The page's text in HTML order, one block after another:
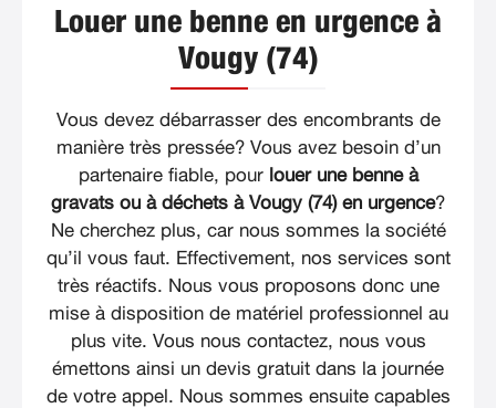
Louer une benne en urgence à
Vougy (74)
Vous devez débarrasser des encombrants de
manière très pressée? Vous avez besoin d’un
partenaire fiable, pour louer une benne à
gravats ou à déchets à Vougy (74) en urgence?
Ne cherchez plus, car nous sommes la société
qu’il vous faut. Effectivement, nos services sont
très réactifs. Nous vous proposons donc une
mise à disposition de matériel professionnel au
plus vite. Vous nous contactez, nous vous
émettons ainsi un devis gratuit dans la journée
de votre appel. Nous sommes ensuite capables